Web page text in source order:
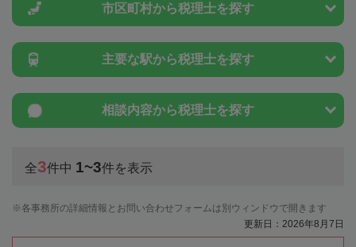
市区町村から税理士を探す
主要な駅から税理士を探す
相談内容から税理士を探す
全3件中 1~3件を表示
各事務所の詳細情報とお問い合わせフォームは別ウィンドウで開きます
更新日：2026年8月7日